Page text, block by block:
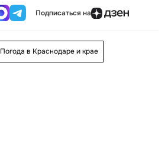
Подписаться на
Погода в Краснодаре и крае